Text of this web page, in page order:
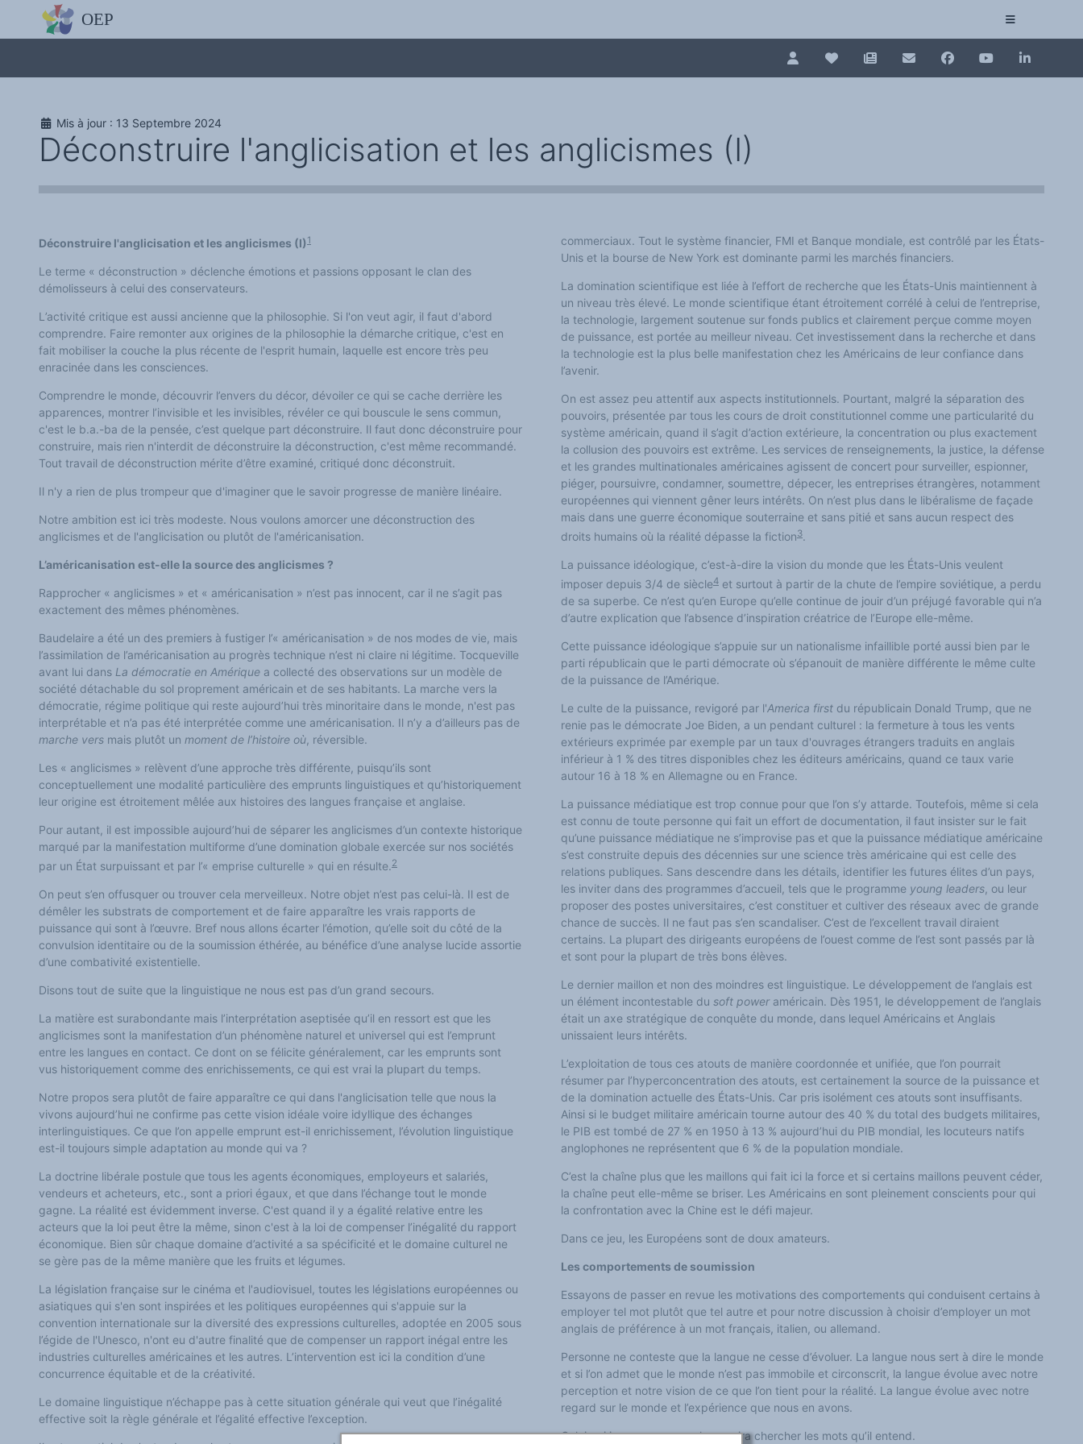
Les Assises européennes du plurilinguisme
Agir avec l'OEP
Contacter l'OEP
Proposer une action
Demander un stage
LES ACTIONS
La petite librairie de l'OEP
Collection Plurilinguisme
L'annuaire des chercheurs et équipes de recherche sur le plurilinguisme
Les séminaires en partenariat
Les Assises
PÔLE RECHERCHE
Bibliographie
Colloques et séminaires
Appels à communication ou projet
Classement thématique
Instituts et centres de recherche
L'OEP et le plurilinguisme sur CAIRN
LES FONDAMENTAUX
Les acteurs du plurilinguisme
Langues et géopolitique - L'avenir des langues
Multilinguismes et plurilinguismes
Politiques et droits linguistiques
Langues et histoire
Science ouverte
Langues et pouvoirs
Textes de référence
Education et recherche
Culture et industries culturelles
Economique et social
Accès au dictionnaire des anglicismes
Accéder à la plateforme pour la traduction (en construction)
Accès à la banque de données Relations internationales
Accéder au site de l'OPA (Observatoire du plurilinguisme en Afrique)
ACTUALITÉS/EVENEMENTS
Actualités
Manifestations
Les victoires du plurilinguisme
Chroniques et humeurs
Morceaux choisis
Annonces
Anglicismes-anglicisation
Humour et plurilinguisme
Déconstruire l'anglicisation et les anglicismes (I)
Mis à jour : 13 Septembre 2024
Déconstruire l'anglicisation et les anglicismes (I)1
Le terme « déconstruction » déclenche émotions et passions opposant le clan des
démolisseurs à celui des conservateurs.
L ’activité critique est aussi ancienne que la philosophie. Si l'on veut agir, il faut d'abord
comprendre. Faire remonter aux origines de la philosophie la démarche critique, c'est en
fait mobiliser la couche la plus récente de l'esprit humain, laquelle est encore très peu
enracinée dans les consciences.
Comprendre le monde, découvrir l’envers du décor, dévoiler ce qui se cache derrière les
apparences, montrer l’invisible et les invisibles, révéler ce qui bouscule le sens commun,
c'est le b.a.-ba de la pensée, c’est quelque part déconstruire. Il faut donc déconstruire pour
construire, mais rien n'interdit de déconstruire la déconstruction, c'est même recommandé.
Tout travail de déconstruction mérite d’être examiné, critiqué donc déconstruit.
Il n'y a rien de plus trompeur que d'imaginer que le savoir progresse de manière linéaire.
Notre ambition est ici très modeste. Nous voulons amorcer une déconstruction des
anglicismes et de l'anglicisation ou plutôt de l'américanisation.
L’américanisation est-elle la source des anglicismes ?
Rapprocher « anglicismes » et « américanisation » n’est pas innocent, car il ne s’agit pas
exactement des mêmes phénomènes.
Baudelaire a été un des premiers à fustiger l’« américanisation » de nos modes de vie, mais
l’assimilation de l’américanisation au progrès technique n’est ni claire ni légitime. Tocqueville
avant lui dans La démocratie en Amérique a collecté des observations sur un modèle de
société détachable du sol proprement américain et de ses habitants. La marche vers la
démocratie, régime politique qui reste aujourd’hui très minoritaire dans le monde, n'est pas
interprétable et n’a pas été interprétée comme une américanisation. Il n’y a d’ailleurs pas de
marche vers mais plutôt un moment de l’histoire où , réversible.
Les « anglicismes » relèvent d’une approche très différente, puisqu’ils sont
conceptuellement une modalité particulière des emprunts linguistiques et qu’historiquement
leur origine est étroitement mêlée aux histoires des langues française et anglaise.
Pour autant, il est impossible aujourd’hui de séparer les anglicismes d’un contexte historique
marqué par la manifestation multiforme d’une domination globale exercée sur nos sociétés
par un État surpuissant et par l’« emprise culturelle » qui en résulte.2
On peut s’en offusquer ou trouver cela merveilleux. Notre objet n’est pas celui-là. Il est de
démêler les substrats de comportement et de faire apparaître les vrais rapports de
puissance qui sont à l’œuvre. Bref nous allons écarter l’émotion, qu’elle soit du côté de la
convulsion identitaire ou de la soumission éthérée, au bénéfice d’une analyse lucide assortie
d’une combativité existentielle.
Disons tout de suite que la linguistique ne nous est pas d’un grand secours.
La matière est surabondante mais l’interprétation aseptisée qu’il en ressort est que les
anglicismes sont la manifestation d’un phénomène naturel et universel qui est l’emprunt
entre les langues en contact. Ce dont on se félicite généralement, car les emprunts sont
vus historiquement comme des enrichissements, ce qui est vrai la plupart du temps.
Notre propos sera plutôt de faire apparaître ce qui dans l'anglicisation telle que nous la
vivons aujourd’hui ne confirme pas cette vision idéale voire idyllique des échanges
interlinguistiques. Ce que l’on appelle emprunt est-il enrichissement, l’évolution linguistique
est-il toujours simple adaptation au monde qui va ?
La doctrine libérale postule que tous les agents économiques, employeurs et salariés,
vendeurs et acheteurs, etc., sont a priori égaux, et que dans l’échange tout le monde
gagne. La réalité est évidemment inverse. C'est quand il y a égalité relative entre les
acteurs que la loi peut être la même, sinon c'est à la loi de compenser l’inégalité du rapport
économique. Bien sûr chaque domaine d’activité a sa spécificité et le domaine culturel ne
se gère pas de la même manière que les fruits et légumes.
La législation française sur le cinéma et l'audiovisuel, toutes les législations européennes ou
asiatiques qui s'en sont inspirées et les politiques européennes qui s'appuie sur la
convention internationale sur la diversité des expressions culturelles, adoptée en 2005 sous
l’égide de l'Unesco, n'ont eu d'autre finalité que de compenser un rapport inégal entre les
industries culturelles américaines et les autres. L’intervention est ici la condition d’une
concurrence équitable et de la créativité.
Le domaine linguistique n’échappe pas à cette situation générale qui veut que l’inégalité
effective soit la règle générale et l’égalité effective l’exception.
commerciaux. Tout le système financier, FMI et Banque mondiale, est contrôlé par les États-
Unis et la bourse de New York est dominante parmi les marchés financiers.
La domination scientifique est liée à l’effort de recherche que les États-Unis maintiennent à
un niveau très élevé. Le monde scientifique étant étroitement corrélé à celui de l’entreprise,
la technologie, largement soutenue sur fonds publics et clairement perçue comme moyen
de puissance, est portée au meilleur niveau. Cet investissement dans la recherche et dans
la technologie est la plus belle manifestation chez les Américains de leur confiance dans
l’avenir.
On est assez peu attentif aux aspects institutionnels. Pourtant, malgré la séparation des
pouvoirs, présentée par tous les cours de droit constitutionnel comme une particularité du
système américain, quand il s’agit d’action extérieure, la concentration ou plus exactement
la collusion des pouvoirs est extrême. Les services de renseignements, la justice, la défense
et les grandes multinationales américaines agissent de concert pour surveiller, espionner,
piéger, poursuivre, condamner, soumettre, dépecer, les entreprises étrangères, notamment
européennes qui viennent gêner leurs intérêts. On n’est plus dans le libéralisme de façade
mais dans une guerre économique souterraine et sans pitié et sans aucun respect des
droits humains où la réalité dépasse la fiction3.
La puissance idéologique, c’est-à-dire la vision du monde que les États-Unis veulent
imposer depuis 3/4 de siècle4 et surtout à partir de la chute de l’empire soviétique, a perdu
de sa superbe. Ce n’est qu’en Europe qu’elle continue de jouir d’un préjugé favorable qui n’a
d’autre explication que l’absence d’inspiration créatrice de l’Europe elle-même.
Cette puissance idéologique s’appuie sur un nationalisme infaillible porté aussi bien par le
parti républicain que le parti démocrate où s’épanouit de manière différente le même culte
de la puissance de l’Amérique.
Le culte de la puissance, revigoré par l'America first du républicain Donald Trump, que ne
renie pas le démocrate Joe Biden, a un pendant culturel : la fermeture à tous les vents
extérieurs exprimée par exemple par un taux d'ouvrages étrangers traduits en anglais
inférieur à 1 % des titres disponibles chez les éditeurs américains, quand ce taux varie
autour 16 à 18 % en Allemagne ou en France.
La puissance médiatique est trop connue pour que l’on s’y attarde. Toutefois, même si cela
est connu de toute personne qui fait un effort de documentation, il faut insister sur le fait
qu’une puissance médiatique ne s’improvise pas et que la puissance médiatique américaine
s’est construite depuis des décennies sur une science très américaine qui est celle des
relations publiques. Sans descendre dans les détails, identifier les futures élites d’un pays,
les inviter dans des programmes d’accueil, tels que le programme young leaders , ou leur
proposer des postes universitaires, c’est constituer et cultiver des réseaux avec de grande
chance de succès. Il ne faut pas s’en scandaliser. C’est de l’excellent travail diraient
certains. La plupart des dirigeants européens de l’ouest comme de l’est sont passés par là
et sont pour la plupart de très bons élèves.
Le dernier maillon et non des moindres est linguistique. Le développement de l’anglais est
un élément incontestable du soft poweraméricain. Dès 1951, le développement de l’anglais
était un axe stratégique de conquête du monde, dans lequel Américains et Anglais
unissaient leurs intérêts.
L’exploitation de tous ces atouts de manière coordonnée et unifiée, que l’on pourrait
résumer par l’hyperconcentration des atouts, est certainement la source de la puissance et
de la domination actuelle des États-Unis. Car pris isolément ces atouts sont insuffisants.
Ainsi si le budget militaire américain tourne autour des 40 % du total des budgets militaires,
le PIB est tombé de 27 % en 1950 à 13 % aujourd’hui du PIB mondial, les locuteurs natifs
anglophones ne représentent que 6 % de la population mondiale.
C’est la chaîne plus que les maillons qui fait ici la force et si certains maillons peuvent céder,
la chaîne peut elle-même se briser. Les Américains en sont pleinement conscients pour qui
la confrontation avec la Chine est le défi majeur.
Dans ce jeu, les Européens sont de doux amateurs.
Les comportements de soumission
Essayons de passer en revue les motivations des comportements qui conduisent certains à
employer tel mot plutôt que tel autre et pour notre discussion à choisir d’employer un mot
anglais de préférence à un mot français, italien, ou allemand.
Personne ne conteste que la langue ne cesse d’évoluer. La langue nous sert à dire le monde
et si l’on admet que le monde n’est pas immobile et circonscrit, la langue évolue avec notre
perception et notre vision de ce que l’on tient pour la réalité. La langue évolue avec notre
regard sur le monde et l’expérience que nous en avons.
Celui qui ignore sa propre langue ira chercher les mots qu’il entend.